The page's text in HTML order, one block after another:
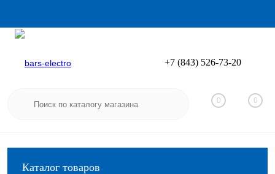
Вход
+7 (843) 526-73-20
0 0
Каталог товаров